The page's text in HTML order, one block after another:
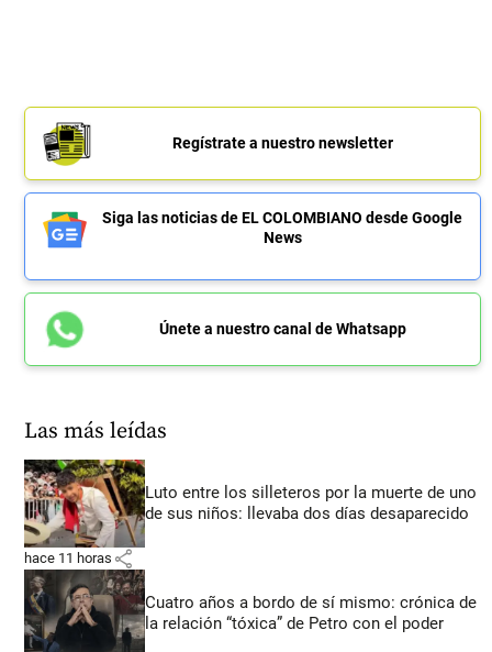
Regístrate a nuestro newsletter
Siga las noticias de EL COLOMBIANO desde Google
News
Únete a nuestro canal de Whatsapp
Las más leídas
Luto entre los silleteros por la muerte de uno
de sus niños: llevaba dos días desaparecido
hace 11 horas share
Cuatro años a bordo de sí mismo: crónica de
la relación “tóxica” de Petro con el poder